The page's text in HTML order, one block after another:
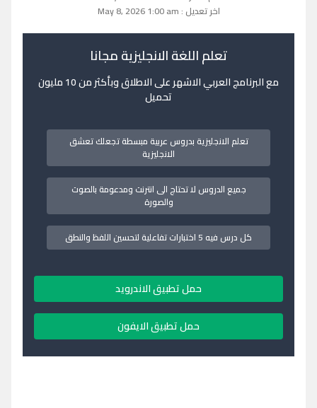
اخر تعديل : May 8, 2026 1:00 am
تعلم اللغة الانجليزية مجانا
مع البرنامج العربي الاشهر على الاطلاق وبأكثر من 10 مليون
تحميل
تعلم الانجليزية بدروس عربية مبسطة تجعلك تعشق
الانجليزية
جميع الدروس لا تحتاج الى انترنت ومدعومة بالصوت
والصورة
كل درس فيه 5 اختبارات تفاعلية لتحسين اللفظ والنطق
حمل تطبيق الاندرويد
حمل تطبيق الايفون